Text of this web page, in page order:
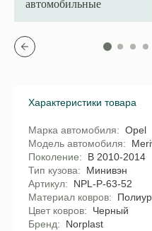
автомобильные
Характеристики товара
Марка автомобиля
Opel
Модель автомобиля
Поколение
B 2010-2014
Тип кузова
Минивэн
Артикул
NPL-P-63-52
Материал ковров
Цвет ковров
Черный
Бренд
Norplast